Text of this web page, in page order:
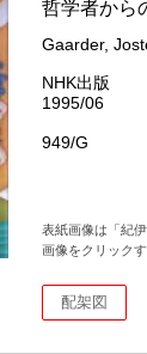
哲学者から
Gaarder,
NHK出版
1995/06
949/G
表紙画像は「紀
画像をクリック
配架図